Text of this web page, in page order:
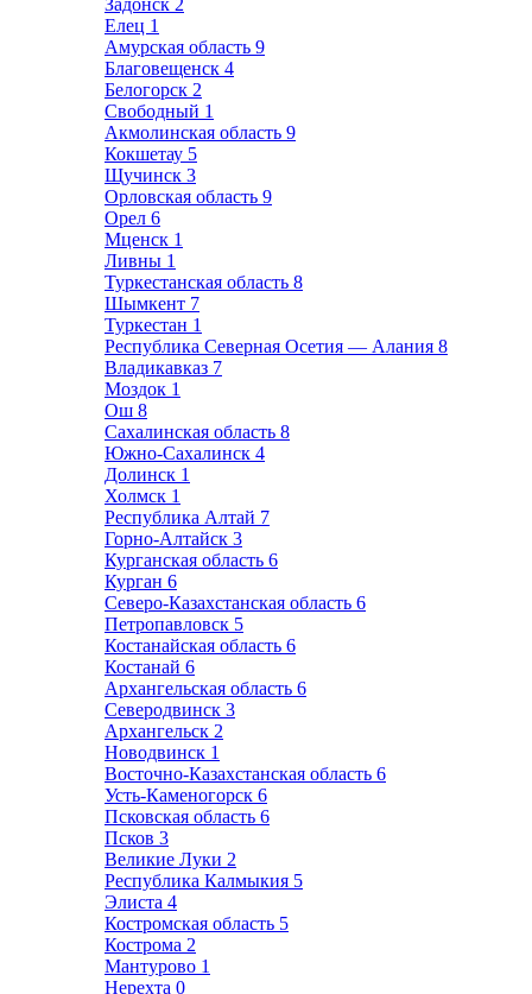
Задонск 2
Елец 1
Амурская область 9
Благовещенск 4
Белогорск 2
Свободный 1
Акмолинская область 9
Кокшетау 5
Щучинск 3
Орловская область 9
Орел 6
Мценск 1
Ливны 1
Туркестанская область 8
Шымкент 7
Туркестан 1
Республика Северная Осетия — Алания 8
Владикавказ 7
Моздок 1
Ош 8
Сахалинская область 8
Южно-Сахалинск 4
Долинск 1
Холмск 1
Республика Алтай 7
Горно-Алтайск 3
Курганская область 6
Курган 6
Северо-Казахстанская область 6
Петропавловск 5
Костанайская область 6
Костанай 6
Архангельская область 6
Северодвинск 3
Архангельск 2
Новодвинск 1
Восточно-Казахстанская область 6
Усть-Каменогорск 6
Псковская область 6
Псков 3
Великие Луки 2
Республика Калмыкия 5
Элиста 4
Костромская область 5
Кострома 2
Мантурово 1
Нерехта 0